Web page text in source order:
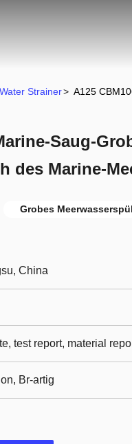
Strainer> A125
Saug-
des Marine-
Grobes
China
test report, material
Br-artig